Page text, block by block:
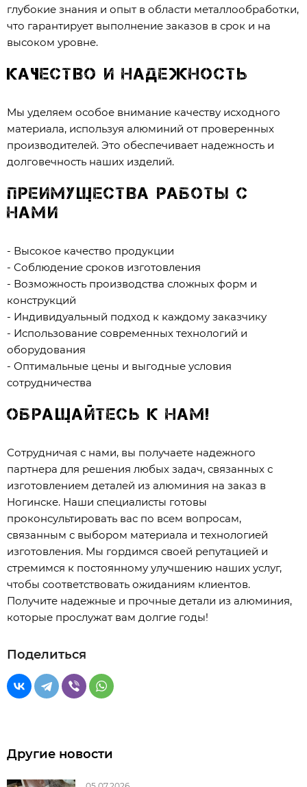
глубокие знания и опыт в области металлообработки,
что гарантирует выполнение заказов в срок и на
высоком уровне.
Качество и надежность
Мы уделяем особое внимание качеству исходного
материала, используя алюминий от проверенных
производителей. Это обеспечивает надежность и
долговечность наших изделий.
Преимущества работы с
нами
- Высокое качество продукции
- Соблюдение сроков изготовления
- Возможность производства сложных форм и
конструкций
- Индивидуальный подход к каждому заказчику
- Использование современных технологий и
оборудования
- Оптимальные цены и выгодные условия
сотрудничества
Обращайтесь к нам!
Сотрудничая с нами, вы получаете надежного
партнера для решения любых задач, связанных с
изготовлением деталей из алюминия на заказ в
Ногинске. Наши специалисты готовы
проконсультировать вас по всем вопросам,
связанным с выбором материала и технологией
изготовления. Мы гордимся своей репутацией и
стремимся к постоянному улучшению наших услуг,
чтобы соответствовать ожиданиям клиентов.
Получите надежные и прочные детали из алюминия,
которые прослужат вам долгие годы!
Поделиться
Другие новости